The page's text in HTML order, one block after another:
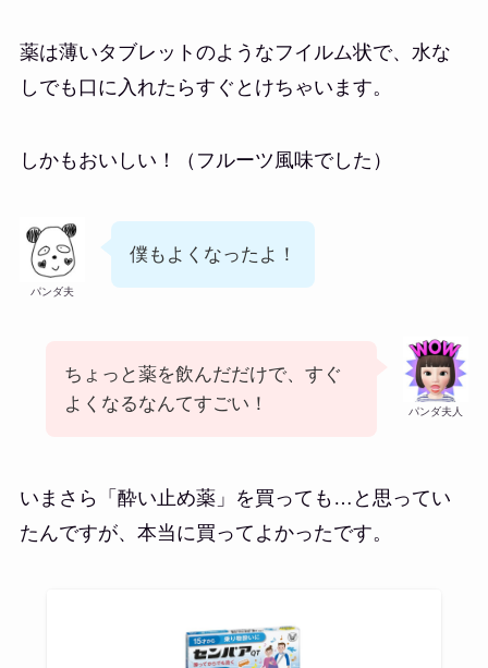
薬は薄いタブレットのようなフイルム状で、水な
しでも口に入れたらすぐとけちゃいます。
しかもおいしい！（フルーツ風味でした）
パンダ夫
僕もよくなったよ！
パンダ夫人
ちょっと薬を飲んだだけで、すぐ
よくなるなんてすごい！
いまさら「酔い止め薬」を買っても…と思ってい
たんですが、本当に買ってよかったです。